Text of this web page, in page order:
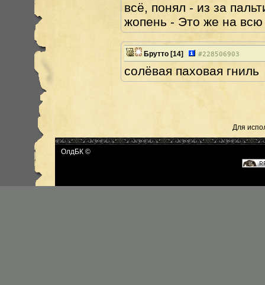
всё, понял - из за
жопень - Это же на всю
Брутто [14] #228506903
солёвая паховая гниль
Для
ОлдБК ©